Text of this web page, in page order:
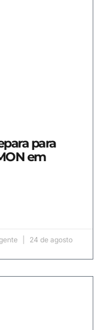
para
em
24 de agosto